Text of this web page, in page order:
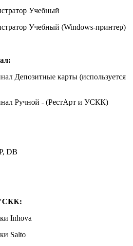
Учебный
Учебный (Windows-принтер)
Депозитные карты (используется
Ручной - (РестАрт и УСКК)
DB
Inhova
Salto